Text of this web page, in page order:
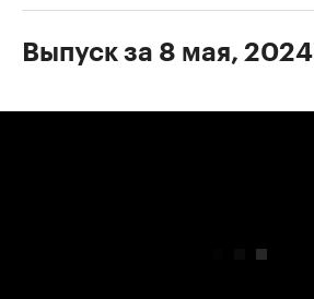
Выпуск за 8 мая, 2024